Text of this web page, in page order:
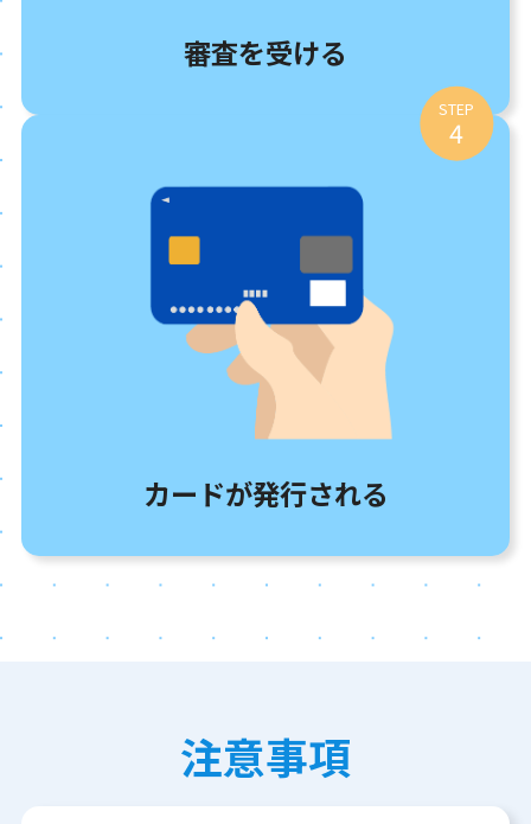
審査を受ける
STEP
4
カードが発行される
注意事項